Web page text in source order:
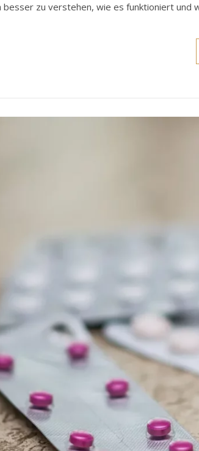
besser zu verstehen, wie es funktioniert und